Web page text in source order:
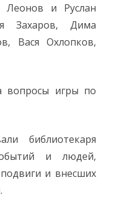
и Руслан
Захаров, Дима
Вася Охлопков,
вопросы игры по
библиотекаря
и людей,
и внесших